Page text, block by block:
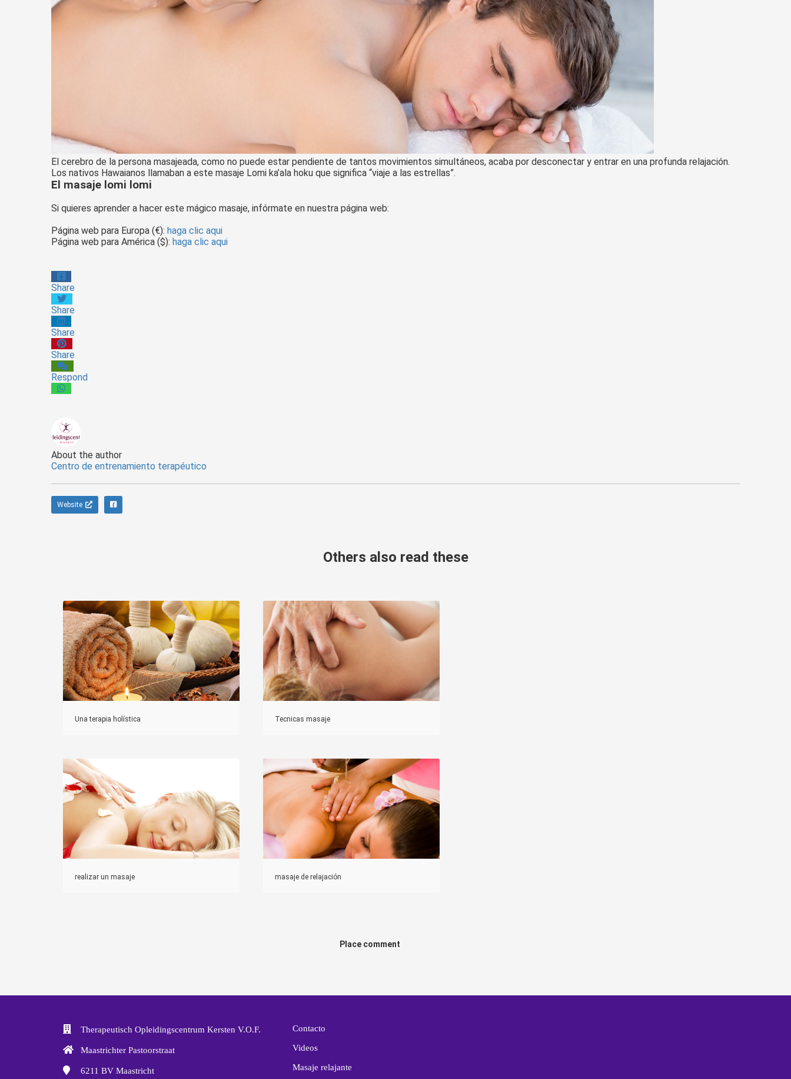
El cerebro de la persona masajeada, como no puede estar pendiente de tantos movimientos simultáneos, acaba por desconectar y entrar en una profunda relajación.
Los nativos Hawaianos llamaban a este masaje Lomi ka’ala hoku que significa “viaje a las estrellas”.
El masaje lomi lomi
Si quieres aprender a hacer este mágico masaje, infórmate en nuestra página web:
Página web para Europa (€): haga clic aqui
Página web para América ($): haga clic aqui
Share
Share
Share
Share
Respond
About the author
Centro de entrenamiento terapéutico
Website
Others also read these
Una terapia holística Tecnicas masaje
realizar un masaje masaje de relajación
Place comment
Therapeutisch Opleidingscentrum Kersten V.O.F.
Maastrichter Pastoorstraat
6211 BV Maastricht
Contacto
Videos
Masaje relajante